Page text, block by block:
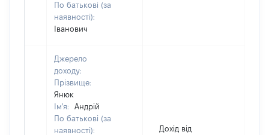
По батькові (за
наявності):
Іванович
Джерело
доходу:
Прізвище:
Янюк
Ім'я:
Андрій
По батькові (за
наявності):
Дохід від